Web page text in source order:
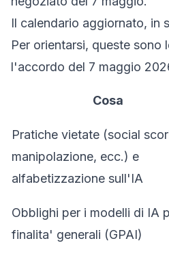
Il calendario aggiornato, in
Per orientarsi, queste sono
l'accordo del 7 maggio
Cosa
Pratiche vietate (social
manipolazione, ecc.) e
alfabetizzazione sull'IA
Obblighi per i modelli di IA
finalita' generali (GPAI)